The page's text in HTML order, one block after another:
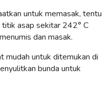
untuk memasak, tentu
titik asap sekitar 242° C
dan masak.
mudah untuk ditemukan di
bunda untuk